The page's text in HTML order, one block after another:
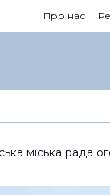
Про нас
міська рада